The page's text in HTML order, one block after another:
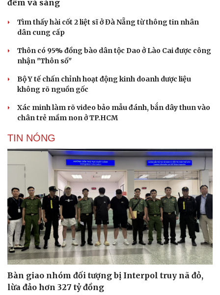
Văn hóa
Sân khấu - Điện ảnh
Văn học
Âm nhạc
Di sản
Giải trí
Nghệ sĩ
Thời trang
Sao Việt
đêm và sáng
Tìm thấy hài cốt 2 liệt sĩ ở Đà Nẵng từ thông tin nhân
dân cung cấp
Thôn có 95% đồng bào dân tộc Dao ở Lào Cai được công
nhận "Thôn số"
Bộ Y tế chấn chỉnh hoạt động kinh doanh dược liệu
không rõ nguồn gốc
Xác minh làm rõ video bảo mẫu đánh, bắn dây thun vào
chân trẻ mầm non ở TP.HCM
TIN NÓNG
Bàn giao nhóm đối tượng bị Interpol truy nã đỏ,
lừa đảo hơn 327 tỷ đồng